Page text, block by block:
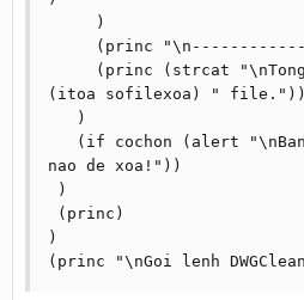
(itoa sofilexoa) " file."))
nao de xoa!"))
)